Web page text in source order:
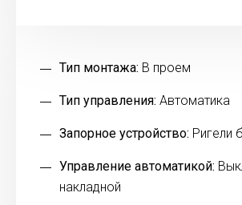
Тип монтажа: В проем
Тип управления: Автоматика
Запорное устройство: Ригели
Управление автоматикой:
накладной